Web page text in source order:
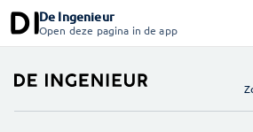
De Ingenieur
Open deze pagina in de app